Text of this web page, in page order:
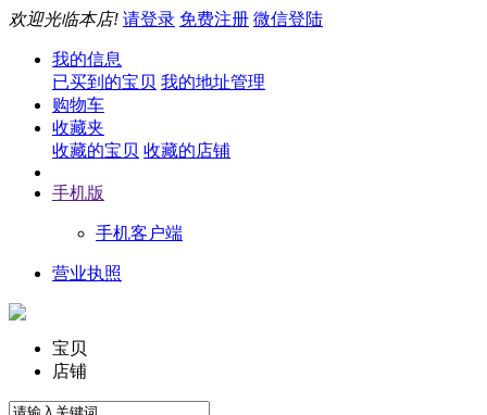
欢迎光临本店! 请登录 免费注册 微信登陆
我的信息
已买到的宝贝 我的地址管理
购物车
收藏夹
收藏的宝贝 收藏的店铺
手机版
手机客户端
营业执照
宝贝
店铺